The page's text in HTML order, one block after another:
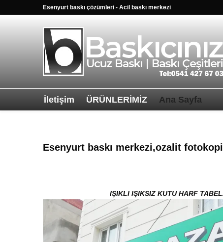
Esenyurt baskı çözümleri - Acil baskı merkezi
İletişim ÜRÜNLERİMİZ Ana Sayfa
Esenyurt baskı merkezi,ozalit
IŞIKLI IŞIKSIZ KUTU HARF